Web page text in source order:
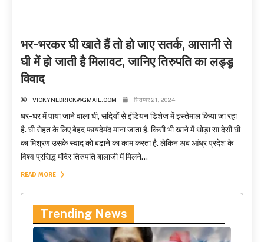
भर-भरकर घी खाते हैं तो हो जाए सतर्क, आसानी से
घी में हो जाती है मिलावट, जानिए तिरुपति का लड्डू
विवाद
VICKYNEDRICK@GMAIL.COM सितम्बर 21, 2024
घर-घर में पाया जाने वाला घी, सदियों से इंडियन डिशेज में इस्तेमाल किया जा रहा
है. घी सेहत के लिए बेहद फायदेमंद माना जाता है. किसी भी खाने में थोड़ा सा देसी घी
का मिश्रण उसके स्वाद को बढ़ाने का काम करता है. लेकिन अब आंध्र प्रदेश के
विश्व प्रसिद्ध मंदिर तिरुपति बालाजी में मिलने...
READ MORE
Trending News